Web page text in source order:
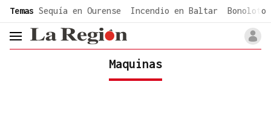
common.go-to-content
Temas Sequía en Ourense Incendio en Baltar Bonoloto
header.menu.open
Maquinas